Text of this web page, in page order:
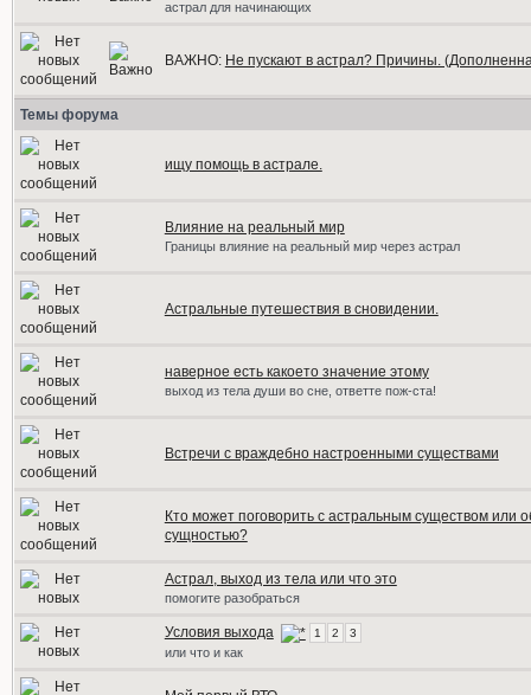
астрал для начинающих
ВАЖНО: Не пускают в астрал? Причины.
Темы форума
ищу помощь в астрале.
Влияние на реальный мир
Границы влияние на реальный мир через астрал
Астральные путешествия в сновидении.
наверное есть какоето значение этому
выход из тела души во сне, ответте пож-ста!
Встречи с враждебно настроенными существами
Кто может поговорить с астральным существом или
сущностью?
Астрал, выход из тела или что это
помогите разобраться
Условия выхода 1 2 3
или что и как